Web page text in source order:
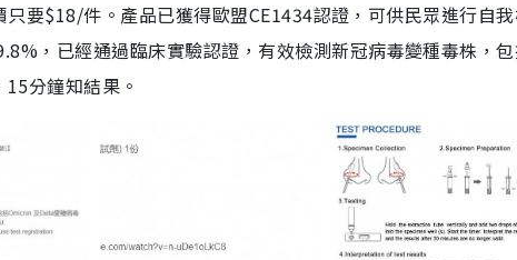
要$18/件。產品已獲得歐盟CE1434認證，可供民眾進行自
，已經通過臨床實驗認證，有效檢測新冠病毒變種毒株，
分鐘知結果。